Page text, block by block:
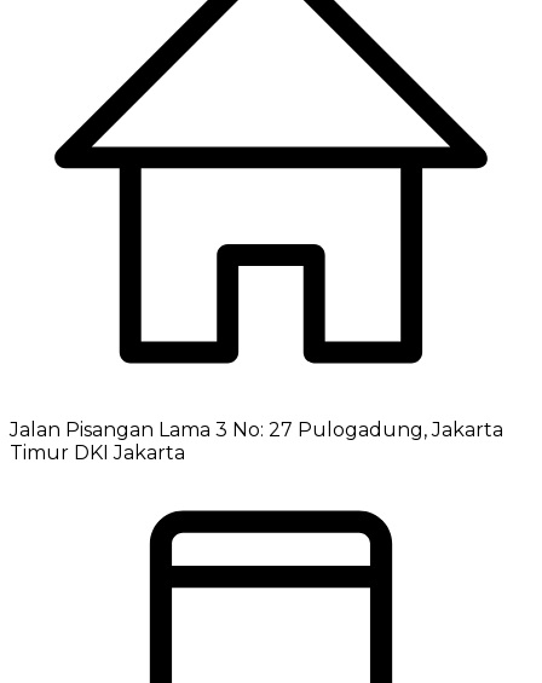
Jalan Pisangan Lama 3 No: 27 Pulogadung, Jakarta
Timur DKI Jakarta